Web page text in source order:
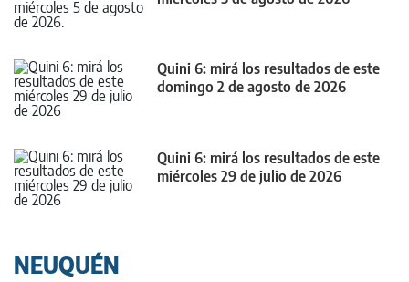
Quini 6: mirá los resultados de este
domingo 2 de agosto de 2026
Quini 6: mirá los resultados de este
miércoles 29 de julio de 2026
NEUQUÉN